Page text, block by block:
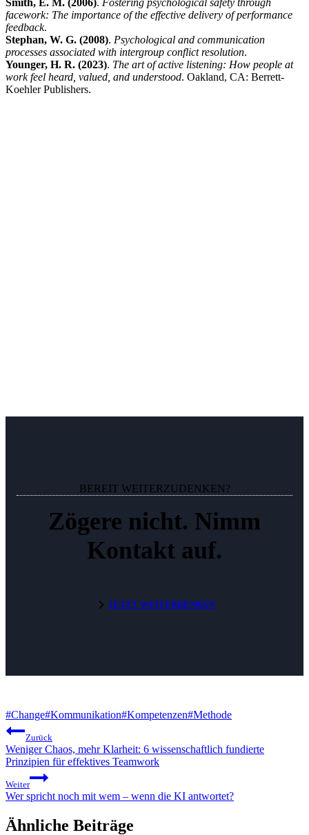
facework: The importance of the effective delivery of performance
feedback.
Stephan, W. G. (2008). Psychological and communication
processes associated with intergroup conflict resolution.
Younger, H. R. (2023). The art of active listening: How people at
work feel heard, valued, and understood. Oakland, CA: Berrett-
Koehler Publishers.
BEREIT WEITERZUDENKEN?
Zögere nicht. Nimm
Kontakt auf.
JETZT WEITERDENKEN
Schlagworte:
#Change#Kommunikation#Kompetenzen#Methode
Beitragsnavigation
Zurück
Weniger Chaos, mehr Klarheit: 6 wissenschaftlich fundierte
Prinzipien für effektives Teamwork
Weiter
Wer spricht noch mit wem – wenn die KI antwortet?
Ähnliche Beiträge